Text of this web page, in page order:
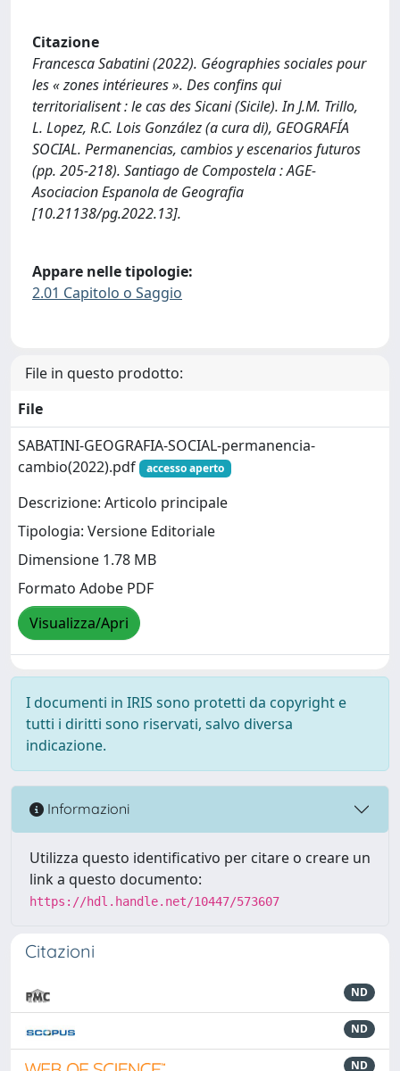
Citazione
Francesca Sabatini (2022). Géographies sociales pour
les « zones intérieures ». Des confins qui
territorialisent : le cas des Sicani (Sicile). In J.M. Trillo,
L. Lopez, R.C. Lois González (a cura di), GEOGRAFÍA
SOCIAL. Permanencias, cambios y escenarios futuros
(pp. 205-218). Santiago de Compostela : AGE-
Asociacion Espanola de Geografia
[10.21138/pg.2022.13].
Appare nelle tipologie:
2.01 Capitolo o Saggio
File in questo prodotto:
File
SABATINI-GEOGRAFIA-SOCIAL-permanencia-
cambio(2022).pdf
accesso aperto
Descrizione: Articolo principale
Tipologia: Versione Editoriale
Dimensione 1.78 MB
Formato Adobe PDF
Visualizza/Apri
I documenti in IRIS sono protetti da copyright e
tutti i diritti sono riservati, salvo diversa
indicazione.
Informazioni
Utilizza questo identificativo per citare o creare un
link a questo documento:
https://hdl.handle.net/10447/573607
Citazioni
ND
ND
ND